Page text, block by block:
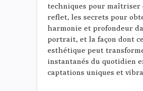
techniques pour maîtriser
reflet, les secrets pour
harmonie et profondeur
portrait, et la façon dont
esthétique peut
instantanés du quotidien
captations uniques et